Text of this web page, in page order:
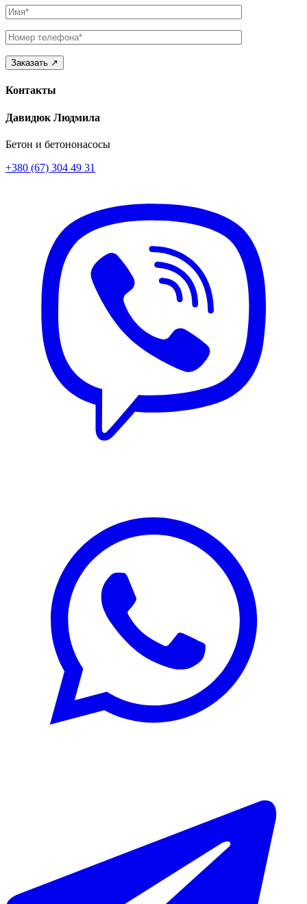
Имя
Телефон
Контакты
Давидюк Людмила
Бетон и бетононасосы
+380 (67) 304 49 31